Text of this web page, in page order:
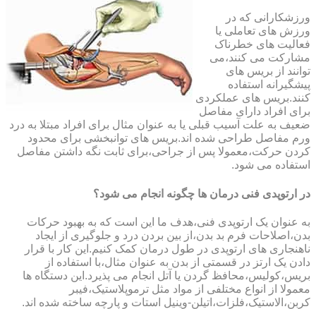
ورزشکارانی که در
ورزش های تعاملی یا
فعالیت های خطرناک
مشارکت می کنند،می
توانند از بریس های
پیشگیرانه استفاده
کنند.بریس های عملکردی
برای افراد دارای مفاصل
ضعیف به علت آسیب قبلی یا به عنوان مثال برای افراد مبتلا به درد
ورم مفاصل طراحی شده اند.بریس های توانبخشی برای محدود
کردن حرکت،معمولا پس از جراحی،برای ثابت نگه داشتن مفاصل
استفاده می شود.
در ارتوپدی فنی درمان ها چگونه انجام می شود؟
به عنوان یک ارتوپدی فنی،هدف ما این است که به بهبود حرکات
بدن،اصلاحات فرم بد بدن،از بین بردن درد و جلوگیری از ایجاد
ناهنجاری های ارتوپدی در طول درمان کمک کنیم.این کار با قرار
دادن یک ارتز در قسمتی از بدن به عنوان مثال،با استفاده از
بریس،کولیس،محافظ گردن یا آتل انجام می پذیرد.این دستگاه ها
معمولا از انواع مختلفی از مواد مثل ترموپلاستیک،فیبر
کربن،الاستیک،فلزات،اتیلن-وینیل استات و پارچه ساخته شده اند.